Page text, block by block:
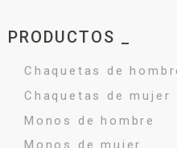
PRODUCTOS _
Chaquetas de
Chaquetas de mujer
Monos de hombre